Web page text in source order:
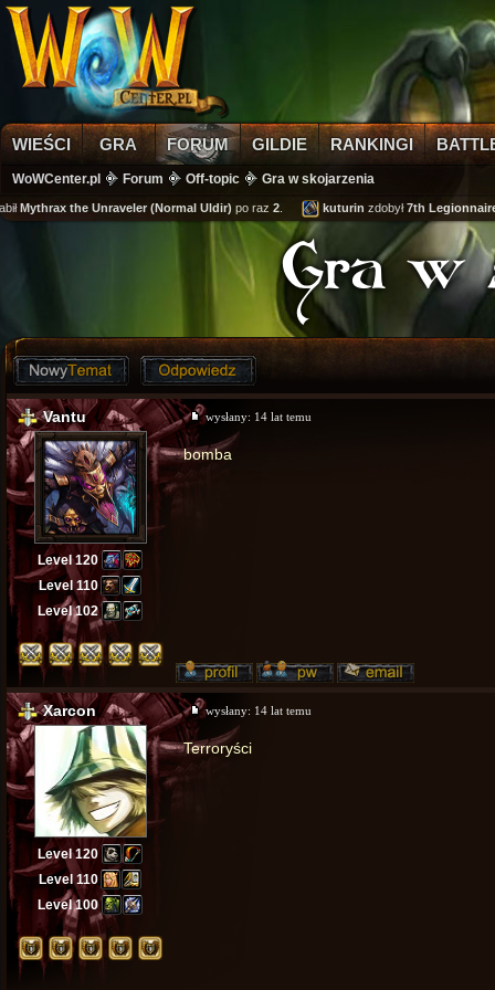
WIEŚCI GRA FORUM GILDIE RANKINGI
WoWCenter.pl Forum Off-topic Gra w skojarzenia
the Unraveler (Normal Uldir)po raz 2. kuturinzdobył7th Legionnaire's
Gra w
Vantu
Level 120
Level 110
Level 102
wysłany: 14 lat temu
bomba
Xarcon
Level 120
Level 110
Level 100
wysłany: 14 lat temu
Terroryści